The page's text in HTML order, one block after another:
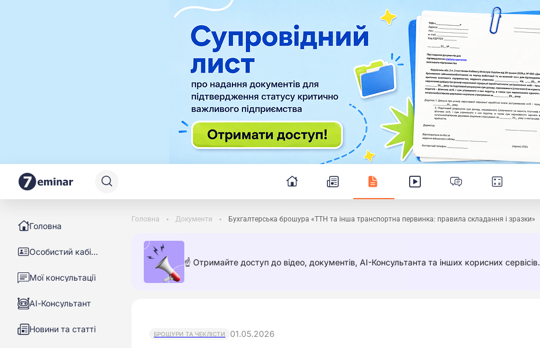
Головна
Особистий кабінет
Мої консультації
АІ-Консультант
Новини та статті
Головна Документи Бухгалтерська брошура «ТТН та інша транспортна первинка: правила складання і зразки»
☝️ Отримайте доступ до відео, документів, AI-Консультанта та інших корисних сервісів.
БРОШУРИ ТА ЧЕКЛІСТИ 01.05.2026